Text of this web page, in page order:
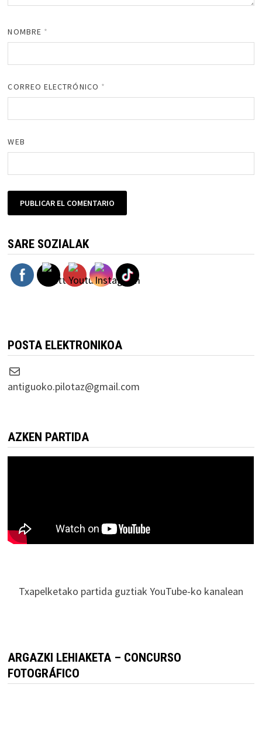
NOMBRE *
CORREO ELECTRÓNICO *
WEB
SARE SOZIALAK
POSTA ELEKTRONIKOA
Correo electrónico
antiguoko.pilotaz@gmail.com
AZKEN PARTIDA
Txapelketako partida guztiak YouTube-ko kanalean
ARGAZKI LEHIAKETA – CONCURSO
FOTOGRÁFICO